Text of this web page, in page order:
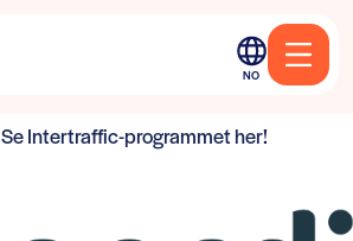
NO
Se Intertraffic-programmet her!